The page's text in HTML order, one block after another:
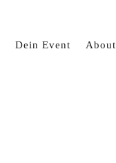
Dein Event About